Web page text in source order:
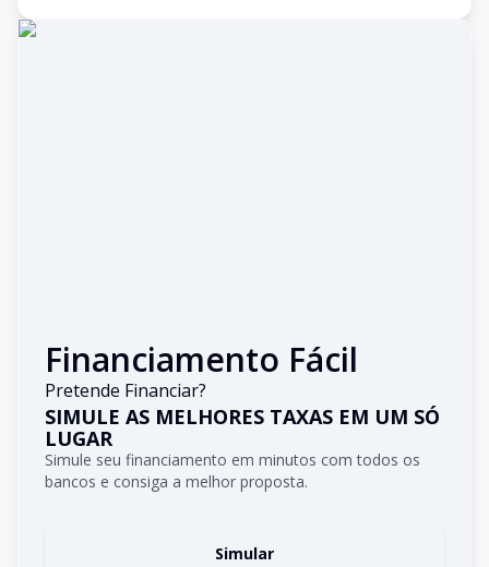
Financiamento Fácil
Pretende Financiar?
SIMULE AS MELHORES TAXAS EM UM SÓ
LUGAR
Simule seu financiamento em minutos com todos os
bancos e consiga a melhor proposta.
Simular